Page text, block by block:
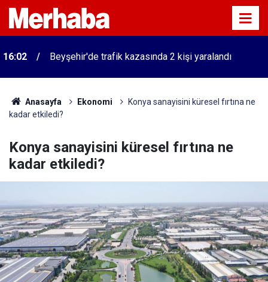
16:02 Beyşehir'de trafik kazasında 2 kişi yaralandı
Anasayfa Ekonomi
Konya sanayisini küresel fırtına ne
kadar etkiledi?
Konya sanayisini küresel fırtına ne
kadar etkiledi?